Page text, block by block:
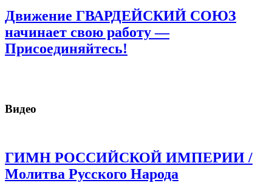
Движение ГВАРДЕЙСКИЙ СОЮЗ
начинает свою работу —
Присоединяйтесь!
Видео
ГИМН РОССИЙСКОЙ ИМПЕРИИ /
Молитва Русского Народа